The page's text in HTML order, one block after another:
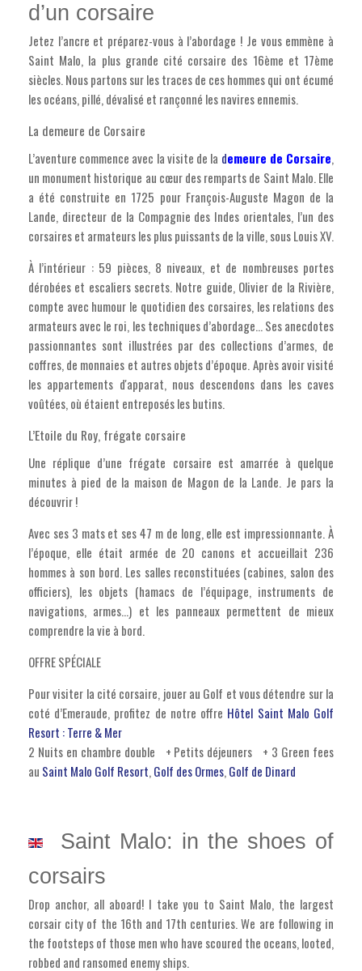
d’un corsaire
Jetez l’ancre et préparez-vous à l’abordage ! Je vous emmène à
Saint Malo, la plus grande cité corsaire des 16ème et 17ème
siècles. Nous partons sur les traces de ces hommes qui ont écumé
les océans, pillé, dévalisé et rançonné les navires ennemis.
La demeure de Corsaire
L’aventure commence avec la visite de la demeure de Corsaire,
un monument historique au cœur des remparts de Saint Malo. Elle
a été construite en 1725 pour François-Auguste Magon de la
Lande, directeur de la Compagnie des Indes orientales, l’un des
corsaires et armateurs les plus puissants de la ville, sous Louis XV.
À l’intérieur : 59 pièces, 8 niveaux, et de nombreuses portes
dérobées et escaliers secrets. Notre guide, Olivier de la Rivière,
compte avec humour le quotidien des corsaires, les relations des
armateurs avec le roi, les techniques d’abordage… Ses anecdotes
passionnantes sont illustrées par des collections d’armes, de
coffres, de monnaies et autres objets d’époque. Après avoir visité
les appartements d'apparat, nous descendons dans les caves
voûtées, où étaient entreposés les butins.
L’Etoile du Roy, frégate corsaire
Une réplique d’une frégate corsaire est amarrée à quelque
minutes à pied de la maison de Magon de la Lande. Je pars la
découvrir !
Avec ses 3 mats et ses 47 m de long, elle est impressionnante. À
l’époque, elle était armée de 20 canons et accueillait 236
hommes à son bord. Les salles reconstituées (cabines, salon des
officiers), les objets (hamacs de l’équipage, instruments de
navigations, armes…) et les panneaux permettent de mieux
comprendre la vie à bord.
OFFRE SPÉCIALE
Pour visiter la cité corsaire, jouer au Golf et vous détendre sur la
coté d’Emeraude, profitez de notre offre Hôtel Saint Malo Golf
Resort : Terre & Mer
2 Nuits en chambre double + Petits déjeuners + 3 Green fees
au Saint Malo Golf Resort, Golf des Ormes, Golf de Dinard
Saint Malo: in the shoes of
corsairs
Drop anchor, all aboard! I take you to Saint Malo, the largest
corsair city of the 16th and 17th centuries. We are following in
the footsteps of those men who have scoured the oceans, looted,
robbed and ransomed enemy ships.